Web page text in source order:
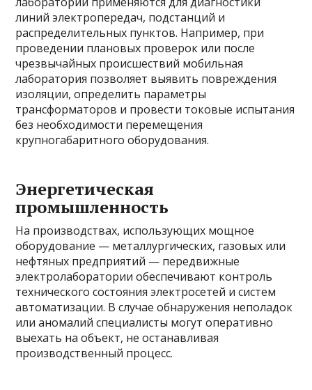
линий электропередач, подстанций и
распределительных пунктов. Например, при
проведении плановых проверок или после
чрезвычайных происшествий мобильная
лаборатория позволяет выявить повреждения
изоляции, определить параметры
трансформаторов и провести токовые испытания
без необходимости перемещения
крупногабаритного оборудования.
Энергетическая
промышленность
На производствах, использующих мощное
оборудование — металлургических, газовых или
нефтяных предприятий — передвижные
электролаборатории обеспечивают контроль
технического состояния электросетей и систем
автоматизации. В случае обнаружения неполадок
или аномалий специалисты могут оперативно
выехать на объект, не останавливая
производственный процесс.